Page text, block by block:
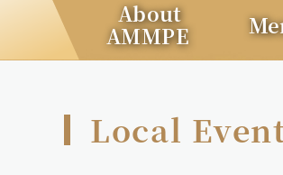
About
AMMPE
Local